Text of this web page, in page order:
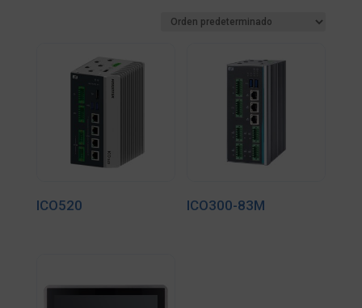
ICO520 ICO300-83M